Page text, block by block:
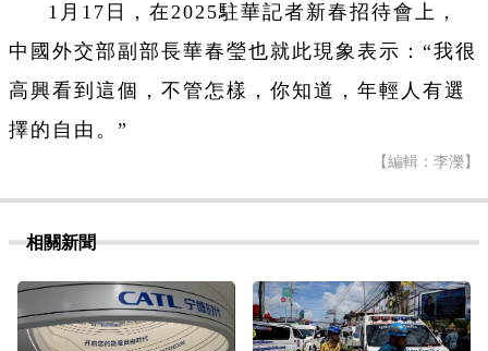
1月17日，在2025駐華記者新春招待會上，
中國外交部副部長華春瑩也就此現象表示：“我很
高興看到這個，不管怎樣，你知道，年輕人有選
擇的自由。”
【編輯：李濼】
相關新聞